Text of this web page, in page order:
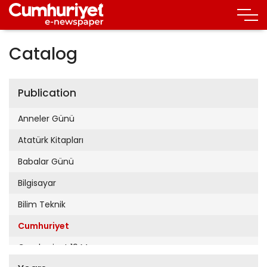
Catalog
Publication
Anneler Günü
Atatürk Kitapları
Babalar Günü
Bilgisayar
Bilim Teknik
Cumhuriyet
Cumhuriyet 19 Mayıs